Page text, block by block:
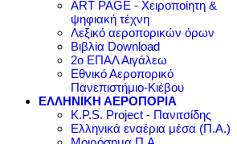
ART PAGE - Χειροποίητη &
ψηφιακή τέχνη
Λεξικό αεροπορικών όρων
Βιβλία Download
2ο ΕΠΑΛ Αιγάλεω
Εθνικό Αεροπορικό
Πανεπιστήμιο-Κιέβου
ΕΛΛΗΝΙΚΗ ΑΕΡΟΠΟΡΙΑ
K.P.S. Project - Πανιτσίδης
Ελληνικά εναέρια μέσα (Π.Α.)